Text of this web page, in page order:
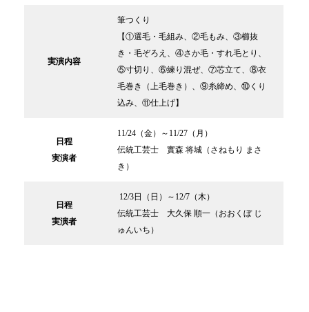
実演内容
筆つくり
【①選毛・毛組み、②毛もみ、③櫛抜
き・毛ぞろえ、④さか毛・すれ毛とり、
⑤寸切り、⑥練り混ぜ、⑦芯立て、⑧衣
毛巻き（上毛巻き）、⑨糸締め、⑩くり
込み、⑪仕上げ】
日程
実演者
11/24（金）～11/27（月）
伝統工芸士 實森 将城（さねもり まさ
き）
日程
実演者
12/3日（日）～12/7（木）
伝統工芸士 大久保 順一（おおくぼ じ
ゅんいち）